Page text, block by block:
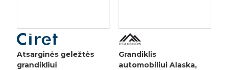
Atsarginės geležtės
grandikliui
Grandiklis
automobiliui Alaska,